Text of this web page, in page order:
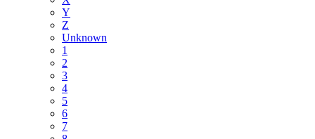
Y
Z
Unknown
1
2
3
4
5
6
7